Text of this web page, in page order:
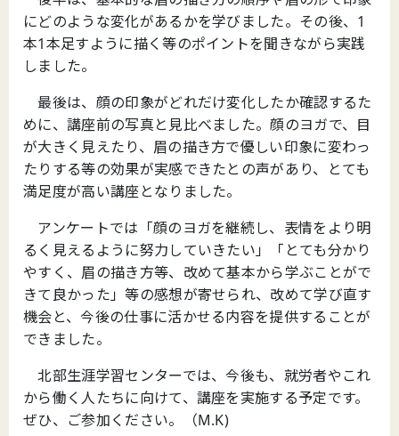
にどのような変化があるかを学びました。その後、1
本1本足すように描く等のポイントを聞きながら実践
しました。
最後は、顔の印象がどれだけ変化したか確認するた
めに、講座前の写真と見比べました。顔のヨガで、目
が大きく見えたり、眉の描き方で優しい印象に変わっ
たりする等の効果が実感できたとの声があり、とても
満足度が高い講座となりました。
アンケートでは「顔のヨガを継続し、表情をより明
るく見えるように努力していきたい」「とても分かり
やすく、眉の描き方等、改めて基本から学ぶことがで
きて良かった」等の感想が寄せられ、改めて学び直す
機会と、今後の仕事に活かせる内容を提供することが
できました。
北部生涯学習センターでは、今後も、就労者やこれ
から働く人たちに向けて、講座を実施する予定です。
ぜひ、ご参加ください。（M.K)